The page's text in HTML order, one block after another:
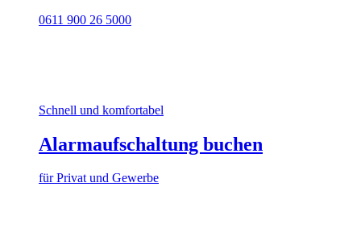
0611 900 26 5000
Schnell und komfortabel
Alarmaufschaltung buchen
für Privat und Gewerbe